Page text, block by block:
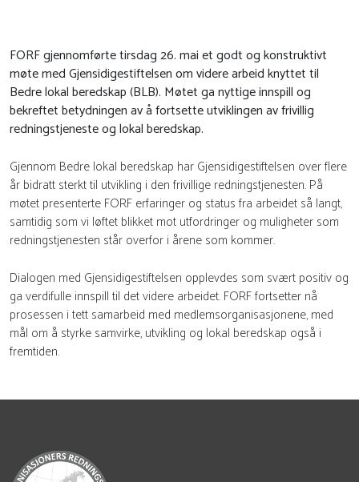
FORF gjennomførte tirsdag 26. mai et godt og konstruktivt
møte med Gjensidigestiftelsen om videre arbeid knyttet til
Bedre lokal beredskap (BLB). Møtet ga nyttige innspill og
bekreftet betydningen av å fortsette utviklingen av frivillig
redningstjeneste og lokal beredskap.
Gjennom Bedre lokal beredskap har Gjensidigestiftelsen over flere
år bidratt sterkt til utvikling i den frivillige redningstjenesten. På
møtet presenterte FORF erfaringer og status fra arbeidet så langt,
samtidig som vi løftet blikket mot utfordringer og muligheter som
redningstjenesten står overfor i årene som kommer.
Dialogen med Gjensidigestiftelsen opplevdes som svært positiv og
ga verdifulle innspill til det videre arbeidet. FORF fortsetter nå
prosessen i tett samarbeid med medlemsorganisasjonene, med
mål om å styrke samvirke, utvikling og lokal beredskap også i
fremtiden.